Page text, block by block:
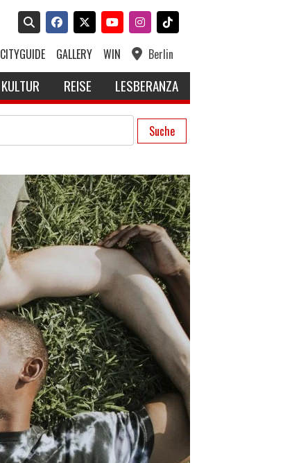
CITYGUIDE GALLERY WIN Berlin
KULTUR REISE LESBERANZA